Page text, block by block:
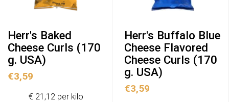
Herr's Baked
Cheese Curls (170
g. USA)
€3,59
€ 21,12 per kilo
Herr's Buffalo Blue
Cheese Flavored
Cheese Curls (170
g. USA)
€3,59